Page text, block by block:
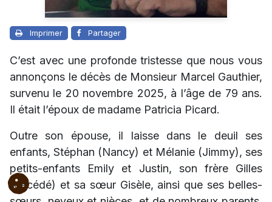
Imprimer Partager
C’est avec une profonde tristesse que nous vous
annonçons le décès de Monsieur Marcel Gauthier,
survenu le 20 novembre 2025, à l’âge de 79 ans.
Il était l’époux de madame Patricia Picard.
Outre son épouse, il laisse dans le deuil ses
enfants, Stéphan (Nancy) et Mélanie (Jimmy), ses
petits-enfants Emily et Justin, son frère Gilles
(décédé) et sa sœur Gisèle, ainsi que ses belles-